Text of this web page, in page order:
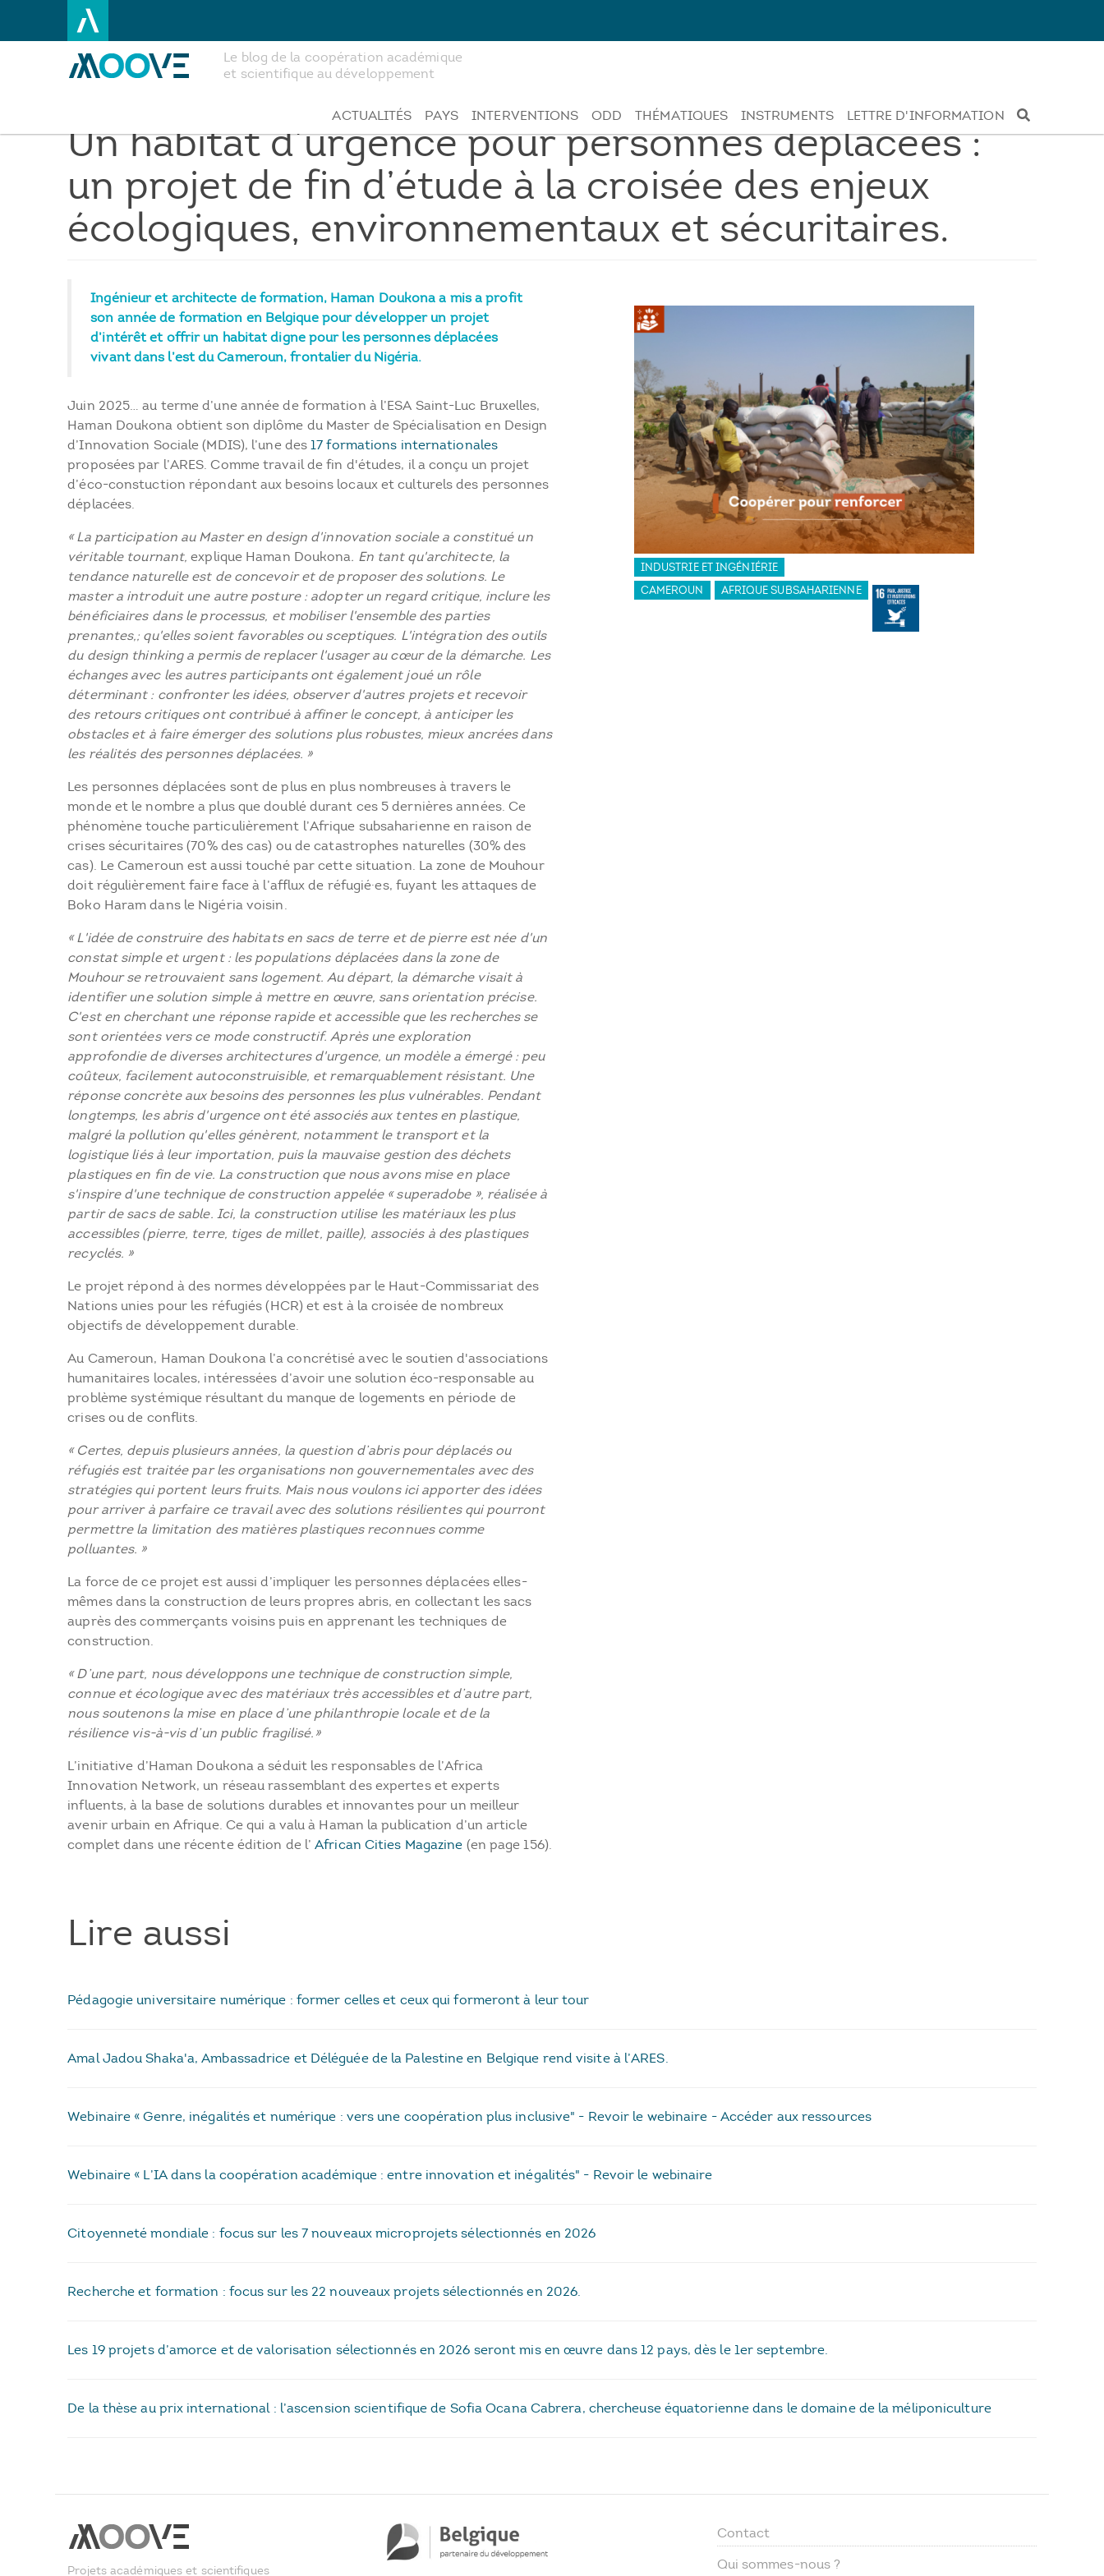
principal
Le blog de la coopération académique
et scientifique au développement
ACTUALITÉS PAYS INTERVENTIONS ODD THÉMATIQUES INSTRUMENTS LETTRE D'INFORMATION
Un habitat d’urgence pour personnes déplacées :
un projet de fin d’étude à la croisée des enjeux
écologiques, environnementaux et sécuritaires.
Ingénieur et architecte de formation, Haman Doukona a mis a profit
son année de formation en Belgique pour développer un projet
d’intérêt et offrir un habitat digne pour les personnes déplacées
vivant dans l’est du Cameroun, frontalier du Nigéria.
Juin 2025… au terme d’une année de formation à l’ESA Saint-Luc Bruxelles,
Haman Doukona obtient son diplôme du Master de Spécialisation en Design
d’Innovation Sociale (MDIS), l’une des 17 formations internationales
proposées par l’ARES. Comme travail de fin d'études, il a conçu un projet
d’éco-constuction répondant aux besoins locaux et culturels des personnes
déplacées.
« La participation au Master en design d'innovation sociale a constitué un
véritable tournant,explique Haman Doukona. En tant qu'architecte, la
tendance naturelle est de concevoir et de proposer des solutions. Le
master a introduit une autre posture : adopter un regard critique, inclure les
bénéficiaires dans le processus, et mobiliser l'ensemble des parties
prenantes,; qu'elles soient favorables ou sceptiques. L'intégration des outils
du design thinking a permis de replacer l'usager au cœur de la démarche. Les
échanges avec les autres participants ont également joué un rôle
déterminant : confronter les idées, observer d'autres projets et recevoir
des retours critiques ont contribué à affiner le concept, à anticiper les
obstacles et à faire émerger des solutions plus robustes, mieux ancrées dans
les réalités des personnes déplacées. »
Les personnes déplacées sont de plus en plus nombreuses à travers le
monde et le nombre a plus que doublé durant ces 5 dernières années. Ce
phénomène touche particulièrement l’Afrique subsaharienne en raison de
crises sécuritaires (70% des cas) ou de catastrophes naturelles (30% des
cas). Le Cameroun est aussi touché par cette situation. La zone de Mouhour
doit régulièrement faire face à l’afflux de réfugié·es, fuyant les attaques de
Boko Haram dans le Nigéria voisin.
« L'idée de construire des habitats en sacs de terre et de pierre est née d'un
constat simple et urgent : les populations déplacées dans la zone de
Mouhour se retrouvaient sans logement. Au départ, la démarche visait à
identifier une solution simple à mettre en œuvre, sans orientation précise.
C'est en cherchant une réponse rapide et accessible que les recherches se
sont orientées vers ce mode constructif. Après une exploration
approfondie de diverses architectures d'urgence, un modèle a émergé : peu
coûteux, facilement autoconstruisible, et remarquablement résistant. Une
réponse concrète aux besoins des personnes les plus vulnérables. Pendant
longtemps, les abris d'urgence ont été associés aux tentes en plastique,
malgré la pollution qu'elles génèrent, notamment le transport et la
logistique liés à leur importation, puis la mauvaise gestion des déchets
plastiques en fin de vie. La construction que nous avons mise en place
s'inspire d'une technique de construction appelée « superadobe », réalisée à
partir de sacs de sable. Ici, la construction utilise les matériaux les plus
accessibles (pierre, terre, tiges de millet, paille), associés à des plastiques
recyclés. »
Le projet répond à des normes développées par le Haut-Commissariat des
Nations unies pour les réfugiés (HCR) et est à la croisée de nombreux
objectifs de développement durable.
Au Cameroun, Haman Doukona l’a concrétisé avec le soutien d'associations
humanitaires locales, intéressées d’avoir une solution éco-responsable au
problème systémique résultant du manque de logements en période de
crises ou de conflits.
« Certes, depuis plusieurs années, la question d’abris pour déplacés ou
réfugiés est traitée par les organisations non gouvernementales avec des
stratégies qui portent leurs fruits. Mais nous voulons ici apporter des idées
pour arriver à parfaire ce travail avec des solutions résilientes qui pourront
permettre la limitation des matières plastiques reconnues comme
polluantes. »
La force de ce projet est aussi d’impliquer les personnes déplacées elles-
mêmes dans la construction de leurs propres abris, en collectant les sacs
auprès des commerçants voisins puis en apprenant les techniques de
construction.
« D’une part, nous développons une technique de construction simple,
connue et écologique avec des matériaux très accessibles et d’autre part,
nous soutenons la mise en place d’une philanthropie locale et de la
résilience vis-à-vis d’un public fragilisé.»
L’initiative d’Haman Doukona a séduit les responsables de l’Africa
Innovation Network, un réseau rassemblant des expertes et experts
influents, à la base de solutions durables et innovantes pour un meilleur
avenir urbain en Afrique. Ce qui a valu à Haman la publication d’un article
complet dans une récente édition de l’African Cities Magazine (en page 156).
INDUSTRIE ET INGÉNIÉRIE
CAMEROUN
AFRIQUE SUBSAHARIENNE
Lire aussi
Pédagogie universitaire numérique : former celles et ceux qui formeront à leur tour
Amal Jadou Shaka'a, Ambassadrice et Déléguée de la Palestine en Belgique rend visite à l’ARES.
Webinaire « Genre, inégalités et numérique : vers une coopération plus inclusive" - Revoir le webinaire - Accéder aux ressources
Webinaire « L’IA dans la coopération académique : entre innovation et inégalités" - Revoir le webinaire
Citoyenneté mondiale : focus sur les 7 nouveaux microprojets sélectionnés en 2026
Recherche et formation : focus sur les 22 nouveaux projets sélectionnés en 2026.
Les 19 projets d’amorce et de valorisation sélectionnés en 2026 seront mis en œuvre dans 12 pays, dès le 1er septembre.
De la thèse au prix international : l’ascension scientifique de Sofia Ocana Cabrera, chercheuse équatorienne dans le domaine de la méliponiculture
Projets académiques et scientifiques Footer
Contact
Qui sommes-nous ?